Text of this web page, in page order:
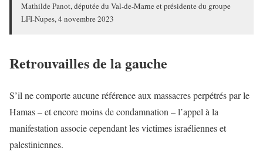
Mathilde Panot, députée du Val-de-Marne et présidente du groupe
LFI-Nupes, 4 novembre 2023
Retrouvailles de la gauche
S’il ne comporte aucune référence aux massacres perpétrés par le
Hamas – et encore moins de condamnation – l’appel à la
manifestation associe cependant les victimes israéliennes et
palestiniennes.